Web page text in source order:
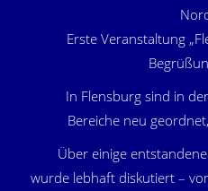
Erste Veranstaltung
In Flensburg sind in
Bereiche neu
Über einige
wurde lebhaft diskutiert –